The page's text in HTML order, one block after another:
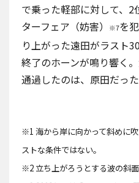
で乗った軽部に対して、
ターフェア（妨害）
※7を
り上がった遠田がラスト
終了のホーンが鳴り響く
通過したのは、原田だった
※1 海から岸に向かって斜めに
ストな条件ではない。
※2 立ち上がろうとする波の斜面